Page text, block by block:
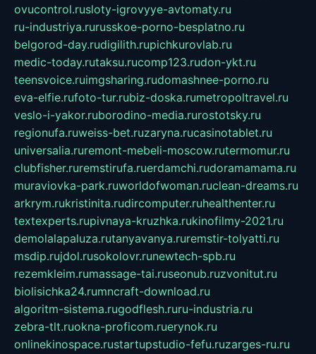
ovucontrol.rusloty-igrovyye-avtomaty.ru
ru-industriya.rurusskoe-porno-besplatno.ru
belgorod-day.rudigilith.rupichkurovlab.ru
medic-today.rutaksu.rucomp123.rudon-ykt.ru
teensvoice.ruimgsharing.rudomashnee-porno.ru
eva-elfie.rufoto-tur.rubiz-doska.rumetropoltravel.ru
veslo-i-yakor.ruborodino-media.rurostotsky.ru
regionufa.ruweiss-bet.ruzaryna.rucasinotablet.ru
universalia.ruremont-mebeli-moscow.rutermomur.ru
clubfisher.ruremstirufa.ruerdamchi.rudoramamama.ru
muraviovka-park.ruworldofwoman.ruclean-dreams.ru
arkrym.rukristinita.rudircomputer.ruhealthenter.ru
textexperts.rupivnaya-kruzhka.rukinofilmy-2021.ru
demolalapaluza.rutanyavanya.ruremstir-tolyatti.ru
msdip.rujdol.rusokolovr.runewtech-spb.ru
rezemkleim.rumassage-tai.ruseonub.ruzvonitut.ru
biolisichka24.rumncraft-download.ru
algoritm-sistema.rugodflesh.ruru-industria.ru
zebra-tlt.ruokna-proficom.ruerynok.ru
onlinekinospace.rustartupstudio-fefu.ruzarges-ru.ru